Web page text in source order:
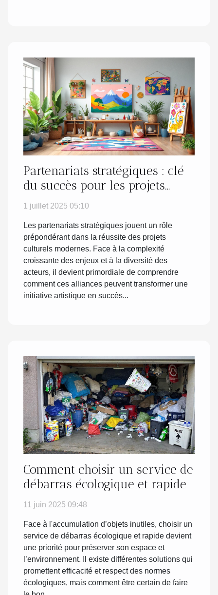
Partenariats stratégiques : clé
du succès pour les projets
culturels
1 juillet 2025 05:10
Les partenariats stratégiques jouent un rôle
prépondérant dans la réussite des projets
culturels modernes. Face à la complexité
croissante des enjeux et à la diversité des
acteurs, il devient primordiale de comprendre
comment ces alliances peuvent transformer une
initiative artistique en succès...
Comment choisir un service de
débarras écologique et rapide
11 juin 2025 09:48
Face à l'accumulation d’objets inutiles, choisir un
service de débarras écologique et rapide devient
une priorité pour préserver son espace et
l’environnement. Il existe différentes solutions qui
promettent efficacité et respect des normes
écologiques, mais comment être certain de faire